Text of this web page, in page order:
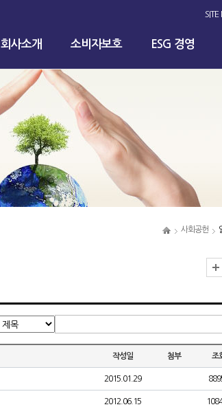
회사소개 소비자보호 ESG 경영
사회공헌
작성일 첨부 조
2015.01.29
2012.06.15